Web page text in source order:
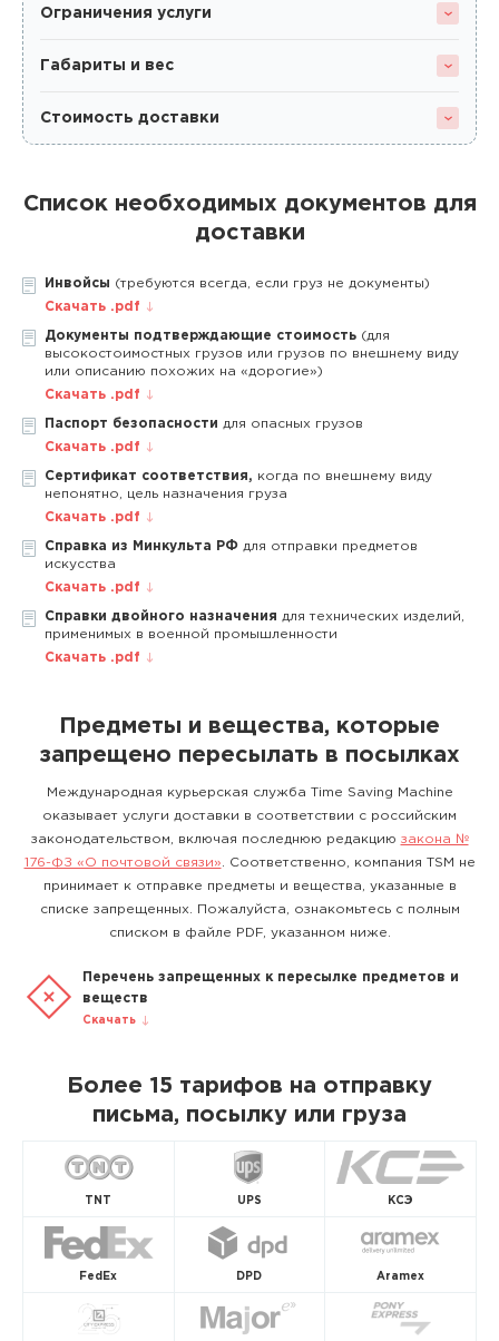
Ограничения услуги
Габариты и вес
Стоимость доставки
Список необходимых документов для
доставки
Инвойсы (требуются всегда, если груз не документы)
Скачать .pdf
Документы подтверждающие стоимость (для
высокостоимостных грузов или грузов по внешнему виду
или описанию похожих на «дорогие»)
Скачать .pdf
Паспорт безопасности для опасных грузов
Скачать .pdf
Сертификат соответствия, когда по внешнему виду
непонятно, цель назначения груза
Скачать .pdf
Справка из Минкульта РФ для отправки предметов
искусства
Скачать .pdf
Справки двойного назначения для технических изделий,
применимых в военной промышленности
Скачать .pdf
Предметы и вещества, которые
запрещено пересылать в посылках
Международная курьерская служба Time Saving Machine
оказывает услуги доставки в соответствии с российским
законодательством, включая последнюю редакцию закона №
176-ФЗ «О почтовой связи» . Соответственно, компания TSM не
принимает к отправке предметы и вещества, указанные в
списке запрещенных. Пожалуйста, ознакомьтесь с полным
списком в файле PDF, указанном ниже.
Перечень запрещенных к пересылке предметов и
веществ
Скачать
Более 15 тарифов на отправку
письма, посылку или груза
TNT UPS КСЭ
FedEx DPD Aramex